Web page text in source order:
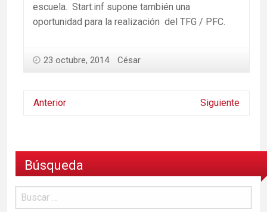
escuela. Start.inf supone también una
oportunidad para la realización del TFG / PFC.
23 octubre, 2014 César
Anterior Siguiente
Búsqueda